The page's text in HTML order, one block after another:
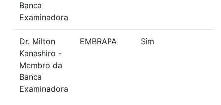
Banca
Examinadora
Dr. Milton
Kanashiro -
Membro da
Banca
Examinadora
EMBRAPA Sim